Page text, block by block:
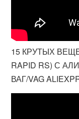
15 КРУТЫХ
RAPID RS) С
ВАГ/VAG